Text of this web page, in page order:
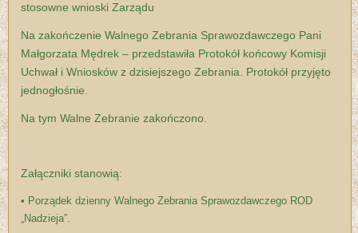
stosowne wnioski Zarządu
Na zakończenie Walnego Zebrania Sprawozdawczego Pani
Małgorzata Mędrek – przedstawiła Protokół końcowy Komisji
Uchwał i Wniosków z dzisiejszego Zebrania. Protokół przyjęto
jednogłośnie.
Na tym Walne Zebranie zakończono.
Załączniki stanowią:
• Porządek dzienny Walnego Zebrania Sprawozdawczego ROD
„Nadzieja”.